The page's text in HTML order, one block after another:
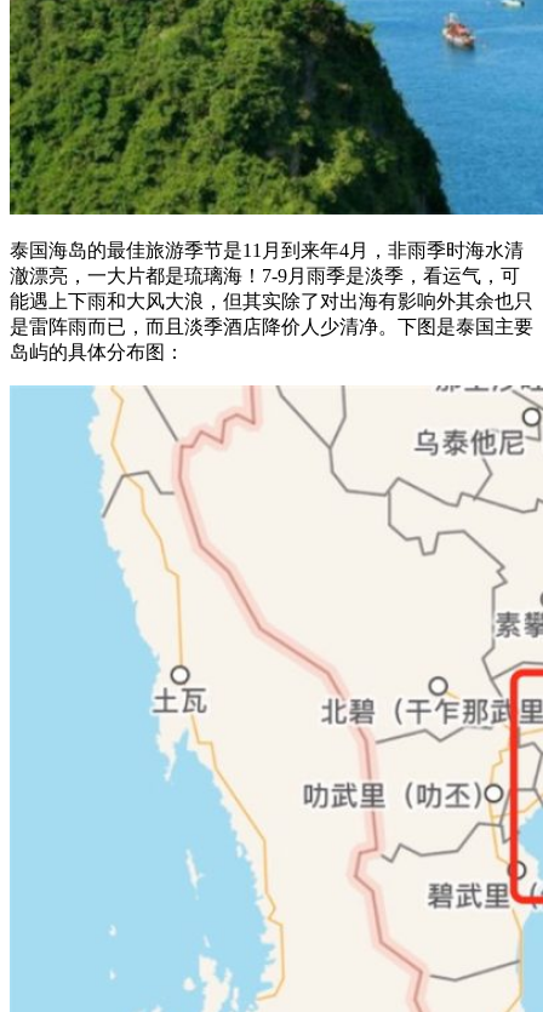
泰国海岛的最佳旅游季节是11月到来年4月，非雨季时海水清
澈漂亮，一大片都是琉璃海！7-9月雨季是淡季，看运气，可
能遇上下雨和大风大浪，但其实除了对出海有影响外其余也只
是雷阵雨而已，而且淡季酒店降价人少清净。下图是泰国主要
岛屿的具体分布图：